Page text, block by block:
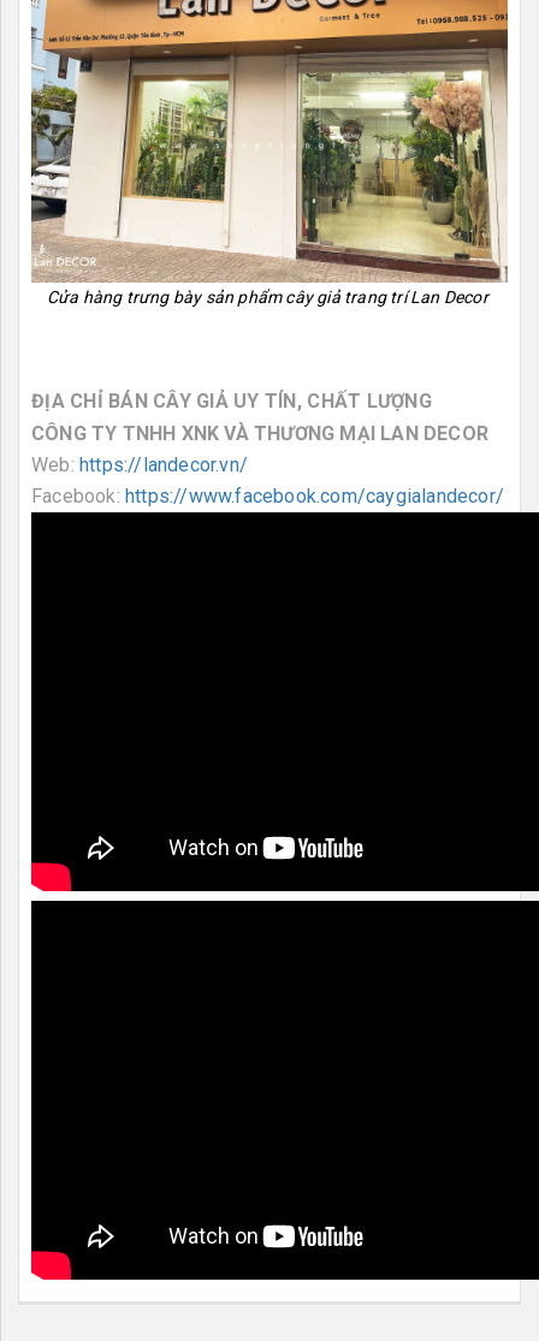
Cửa hàng trưng bày sản phẩm cây giả trang trí Lan Decor
ĐỊA CHỈ BÁN CÂY GIẢ UY TÍN, CHẤT LƯỢNG
CÔNG TY TNHH XNK VÀ THƯƠNG MẠI LAN DECOR
Web: https://landecor.vn/
Facebook: https://www.facebook.com/caygialandecor/